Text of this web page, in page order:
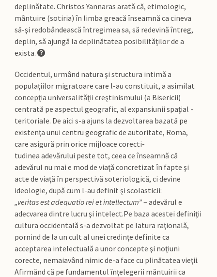
deplinătate. Christos Yannaras arată că, etimologic,
mântuire (sotiria) în limba greacă înseamnă ca cineva
să-şi redobândească întregimea sa, să redevină întreg,
deplin, să ajungă la deplinătatea posibilităţilor de a
exista.
Occidentul, urmând natura şi structura intimă a
populaţiilor migratoare care l-au constituit, a asimilat
concepţia universalităţii creştinismului (a Bisericii)
centrată pe aspectul geografic, al expansiunii spaţial -
teritoriale. De aici s-a ajuns la dezvoltarea bazată pe
existenţa unui centru geografic de autoritate, Roma,
care asigură prin orice mijloace corecti-
tudinea adevărului peste tot, ceea ce înseamnă că
adevărul nu mai e mod de viaţă concretizat în fapte şi
acte de viaţă în perspectivă soteriologică, ci devine
ideologie, după cum l-au definit şi scolasticii:
„veritas est adequatio rei et intellectum”– adevărul e
adecvarea dintre lucru şi intelect.Pe baza acestei definiţii
cultura occidentală s-a dezvoltat pe latura raţională,
pornind de la un cult al unei credinţe definite ca
acceptarea intelectuală a unor concepte şi noţiuni
corecte, nemaiavând nimic de-a face cu plinătatea vieţii.
Afirmând că pe fundamentul înţelegerii mântuirii ca